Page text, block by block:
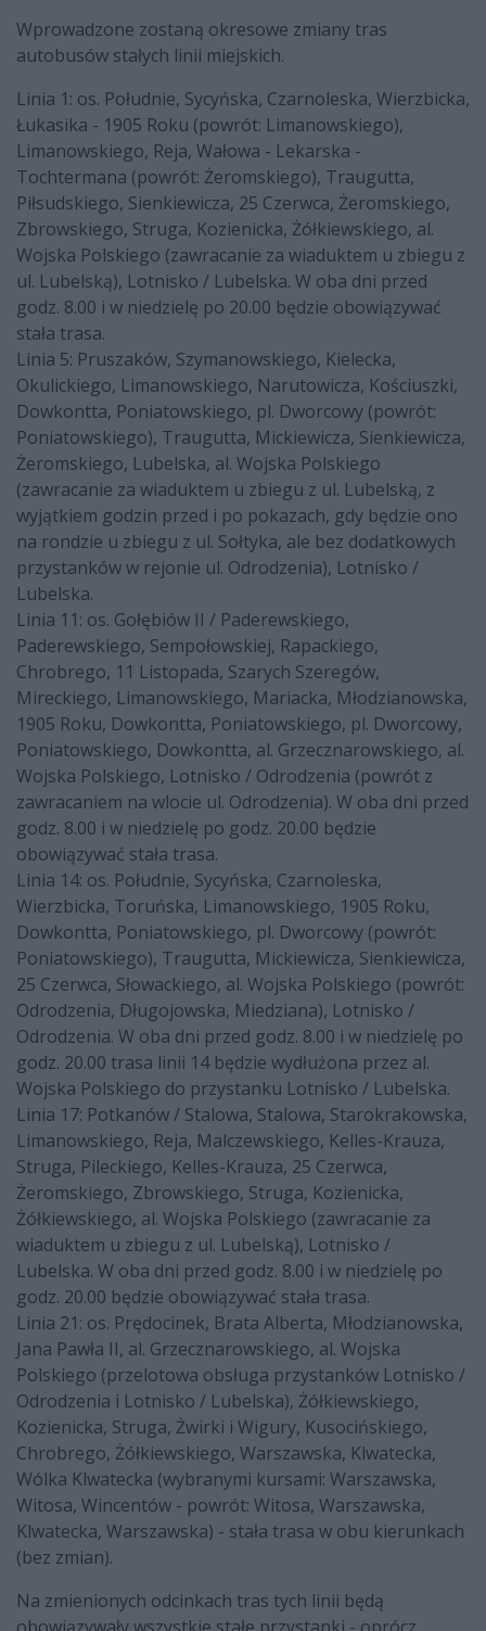
Wprowadzone zostaną okresowe zmiany tras
autobusów stałych linii miejskich.
Linia 1: os. Południe, Sycyńska, Czarnoleska, Wierzbicka,
Łukasika - 1905 Roku (powrót: Limanowskiego),
Limanowskiego, Reja, Wałowa - Lekarska -
Tochtermana (powrót: Żeromskiego), Traugutta,
Piłsudskiego, Sienkiewicza, 25 Czerwca, Żeromskiego,
Zbrowskiego, Struga, Kozienicka, Żółkiewskiego, al.
Wojska Polskiego (zawracanie za wiaduktem u zbiegu z
ul. Lubelską), Lotnisko / Lubelska. W oba dni przed
godz. 8.00 i w niedzielę po 20.00 będzie obowiązywać
stała trasa.
Linia 5: Pruszaków, Szymanowskiego, Kielecka,
Okulickiego, Limanowskiego, Narutowicza, Kościuszki,
Dowkontta, Poniatowskiego, pl. Dworcowy (powrót:
Poniatowskiego), Traugutta, Mickiewicza, Sienkiewicza,
Żeromskiego, Lubelska, al. Wojska Polskiego
(zawracanie za wiaduktem u zbiegu z ul. Lubelską, z
wyjątkiem godzin przed i po pokazach, gdy będzie ono
na rondzie u zbiegu z ul. Sołtyka, ale bez dodatkowych
przystanków w rejonie ul. Odrodzenia), Lotnisko /
Lubelska.
Linia 11: os. Gołębiów II / Paderewskiego,
Paderewskiego, Sempołowskiej, Rapackiego,
Chrobrego, 11 Listopada, Szarych Szeregów,
Mireckiego, Limanowskiego, Mariacka, Młodzianowska,
1905 Roku, Dowkontta, Poniatowskiego, pl. Dworcowy,
Poniatowskiego, Dowkontta, al. Grzecznarowskiego, al.
Wojska Polskiego, Lotnisko / Odrodzenia (powrót z
zawracaniem na wlocie ul. Odrodzenia). W oba dni przed
godz. 8.00 i w niedzielę po godz. 20.00 będzie
obowiązywać stała trasa.
Linia 14: os. Południe, Sycyńska, Czarnoleska,
Wierzbicka, Toruńska, Limanowskiego, 1905 Roku,
Dowkontta, Poniatowskiego, pl. Dworcowy (powrót:
Poniatowskiego), Traugutta, Mickiewicza, Sienkiewicza,
25 Czerwca, Słowackiego, al. Wojska Polskiego (powrót:
Odrodzenia, Długojowska, Miedziana), Lotnisko /
Odrodzenia. W oba dni przed godz. 8.00 i w niedzielę po
godz. 20.00 trasa linii 14 będzie wydłużona przez al.
Wojska Polskiego do przystanku Lotnisko / Lubelska.
Linia 17: Potkanów / Stalowa, Stalowa, Starokrakowska,
Limanowskiego, Reja, Malczewskiego, Kelles-Krauza,
Struga, Pileckiego, Kelles-Krauza, 25 Czerwca,
Żeromskiego, Zbrowskiego, Struga, Kozienicka,
Żółkiewskiego, al. Wojska Polskiego (zawracanie za
wiaduktem u zbiegu z ul. Lubelską), Lotnisko /
Lubelska. W oba dni przed godz. 8.00 i w niedzielę po
godz. 20.00 będzie obowiązywać stała trasa.
Linia 21: os. Prędocinek, Brata Alberta, Młodzianowska,
Jana Pawła II, al. Grzecznarowskiego, al. Wojska
Polskiego (przelotowa obsługa przystanków Lotnisko /
Odrodzenia i Lotnisko / Lubelska), Żółkiewskiego,
Kozienicka, Struga, Żwirki i Wigury, Kusocińskiego,
Chrobrego, Żółkiewskiego, Warszawska, Klwatecka,
Wólka Klwatecka (wybranymi kursami: Warszawska,
Witosa, Wincentów - powrót: Witosa, Warszawska,
Klwatecka, Warszawska) - stała trasa w obu kierunkach
(bez zmian).
Na zmienionych odcinkach tras tych linii będą